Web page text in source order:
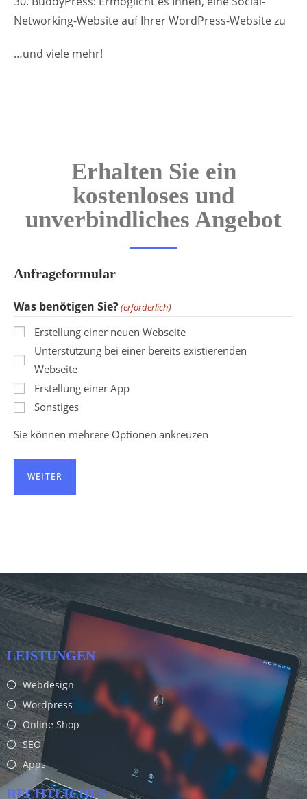
Networking-Website auf Ihrer WordPress-Website zu
…und viele mehr!
Erhalten Sie ein
kostenloses und
unverbindliches Angebot
Anfrageformular
Was benötigen Sie?(erforderlich)
Erstellung einer neuen Webseite
Unterstützung bei einer bereits existierenden
Webseite
Erstellung einer App
Sonstiges
Sie können mehrere Optionen ankreuzen
LEISTUNGEN
Webdesign
Wordpress
Online Shop
SEO
Apps
RECHTLICHES